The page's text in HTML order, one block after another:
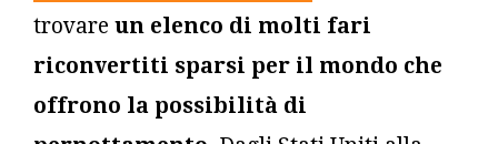
trovare un elenco di molti fari
riconvertiti sparsi per il mondo che
offrono la possibilità di